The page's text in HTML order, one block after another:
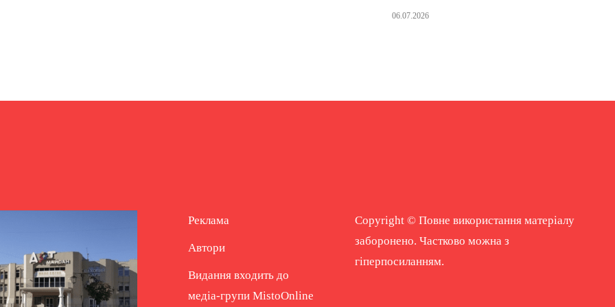
06.07.2026
Реклама
Автори
Видання входить до
медіа-групи MistoOnline
Copyright © Повне використання матеріалу
заборонено. Частково можна з
гіперпосиланням.